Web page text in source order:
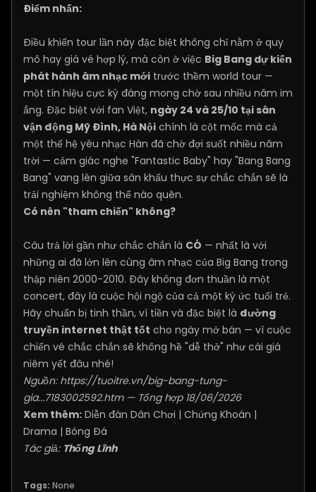
Điểm nhấn:
Điều khiến tour lần này đặc biệt không chỉ nằm ở quy
mô hay giá vé hợp lý, mà còn ở việc Big Bang dự kiến
phát hành âm nhạc mới trước thềm world tour —
một tín hiệu cực kỳ đáng mong chờ sau nhiều năm im
ắng. Đặc biệt với fan Việt, ngày 24 và 25/10 tại sân
vận động Mỹ Đình, Hà Nội chính là cột mốc mà cả
một thế hệ yêu nhạc Hàn đã chờ đợi suốt nhiều năm
trời — cảm giác nghe "Fantastic Baby" hay "Bang Bang
Bang" vang lên giữa sân khấu thực sự chắc chắn sẽ là
trải nghiệm không thể nào quên.
Có nên "tham chiến" không?
Câu trả lời gần như chắc chắn là CÓ — nhất là với
những ai đã lớn lên cùng âm nhạc của Big Bang trong
thập niên 2000-2010. Đây không đơn thuần là một
concert, đây là cuộc hội ngộ của cả một ký ức tuổi trẻ.
Hãy chuẩn bị tinh thần, ví tiền và đặc biệt là đường
truyền internet thật tốt cho ngày mở bán — vì cuộc
chiến vé chắc chắn sẽ không hề "dễ thở" như cái giá
niêm yết đâu nhé!
Nguồn: https://tuoitre.vn/big-bang-tung-
gia...7183002592.htm— Tổng hợp 18/06/2026
Xem thêm: Diễn đàn Dân Chơi | Chứng Khoán |
Drama | Bóng Đá
Tác giả: Thống Lĩnh
Tags: None